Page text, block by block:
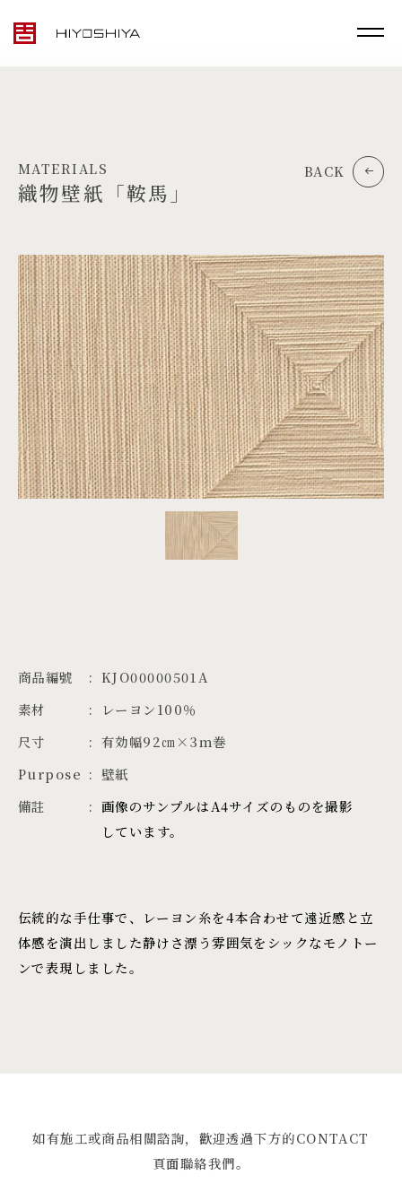
TOP
MATERIALS
PRODUCTS
ARTWORK
PROJECTS
MATERIALS
織物壁紙「鞍馬」
BACK
商品編號
KJO00000501A
素材
レーヨン100％
尺寸
有効幅92㎝×3ｍ巻
Purpose
壁紙
備註
画像のサンプルはA4サイズのものを撮影
しています。
伝統的な手仕事で、レーヨン糸を4本合わせて遠近感と立
体感を演出しました静けさ漂う雰囲気をシックなモノトー
ンで表現しました。
如有施工或商品相關諮詢，歡迎透過下方的CONTACT
頁面聯絡我們。